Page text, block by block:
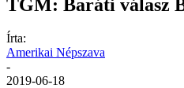
TGM: Baráti válasz
Írta:
Amerikai Népszava
-
2019-06-18